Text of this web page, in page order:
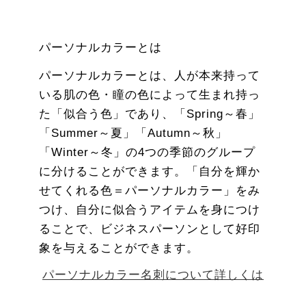
パーソナルカラーとは
パーソナルカラーとは、人が本来持って
いる肌の色・瞳の色によって生まれ持っ
た「似合う色」であり、「Spring～春」
「Summer～夏」「Autumn～秋」
「Winter～冬」の4つの季節のグループ
に分けることができます。「自分を輝か
せてくれる色＝パーソナルカラー」をみ
つけ、自分に似合うアイテムを身につけ
ることで、ビジネスパーソンとして好印
象を与えることができます。
パーソナルカラー名刺について詳しくは